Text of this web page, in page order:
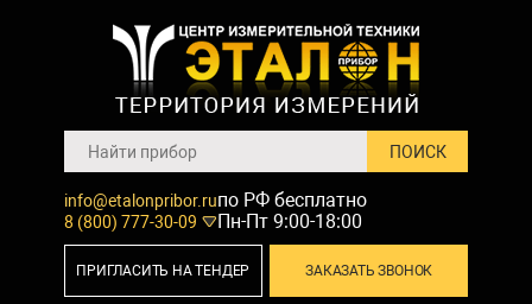
info@etalonpribor.ru
8 (800) 777-30-09
по РФ бесплатно
Пн-Пт 9:00-18:00
ЗАКАЗАТЬ ЗВОНОК
ПРИГЛАСИТЬ НА ТЕНДЕР